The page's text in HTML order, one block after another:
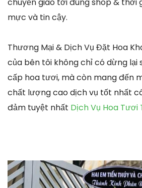
chuyển giao tới đúng shop & thời
mực và tin cậy.
Thương Mại & Dịch Vụ Đặt Hoa
của bên tôi không chỉ có dừng lại
cấp hoa tươi, mà còn mang đến
chất lượng cao dịch vụ tốt nhất
đảm tuyệt nhất Dịch Vụ Hoa Tươi